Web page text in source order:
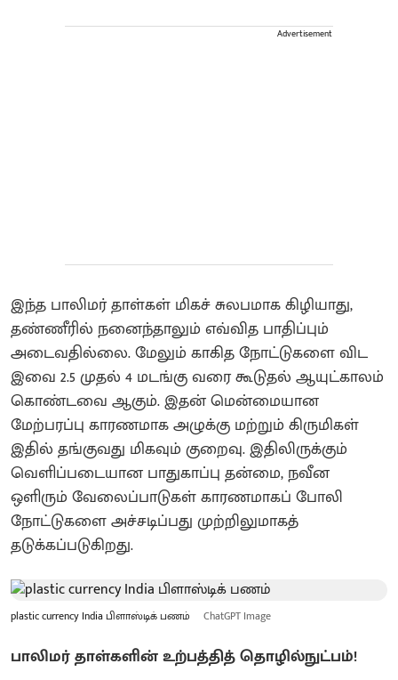
Advertisement
இந்த பாலிமர் தாள்கள் மிகச் சுலபமாக கிழியாது,
தண்ணீரில் நனைந்தாலும் எவ்வித பாதிப்பும்
அடைவதில்லை. மேலும் காகித நோட்டுகளை விட
இவை 2.5 முதல் 4 மடங்கு வரை கூடுதல் ஆயுட்காலம்
கொண்டவை ஆகும். இதன் மென்மையான
மேற்பரப்பு காரணமாக அழுக்கு மற்றும் கிருமிகள்
இதில் தங்குவது மிகவும் குறைவு. இதிலிருக்கும்
வெளிப்படையான பாதுகாப்பு தன்மை, நவீன
ஒளிரும் வேலைப்பாடுகள் காரணமாகப் போலி
நோட்டுகளை அச்சடிப்பது முற்றிலுமாகத்
தடுக்கப்படுகிறது.
plastic currency India பிளாஸ்டிக் பணம் ChatGPT Image
பாலிமர் தாள்களின் உற்பத்தித் தொழில்நுட்பம்!